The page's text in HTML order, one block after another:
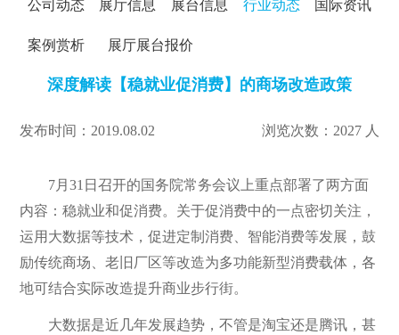
公司动态 展厅信息 展台信息 行业动态 国际资讯
案例赏析 展厅展台报价
深度解读【稳就业促消费】的商场改造政策
发布时间：2019.08.02 浏览次数：2027 人
7月31日召开的国务院常务会议上重点部署了两方面
内容：稳就业和促消费。关于促消费中的一点密切关注，
运用大数据等技术，促进定制消费、智能消费等发展，鼓
励传统商场、老旧厂区等改造为多功能新型消费载体，各
地可结合实际改造提升商业步行街。
大数据是近几年发展趋势，不管是淘宝还是腾讯，甚